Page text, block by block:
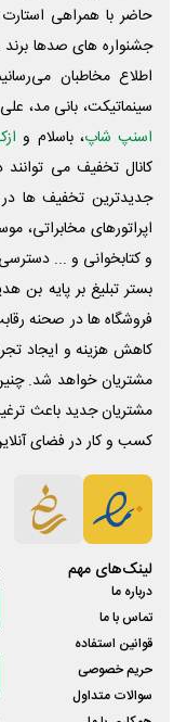
حاضر با همراهی
جشنواره های صدها برند
اطلاع مخاطبان
سینماتیکت، بانی مد، علی‌
اسنپ شاپ، باسلام و
کانال تخفیف می
جدیدترین تخفیف ها در
اپراتورهای مخابراتی،
و کتابخوانی و ... دسترسی
بستر تبلیغ بر پایه بن
فروشگاه ها در صحنه
کاهش هزینه و ایجاد
مشتریان خواهد شد.
مشتریان جدید باعث
کسب و کار در فضای
لینک‌های مهم
درباره ما
تماس با ما
قوانین استفاده
حریم خصوصی
سوالات متداول